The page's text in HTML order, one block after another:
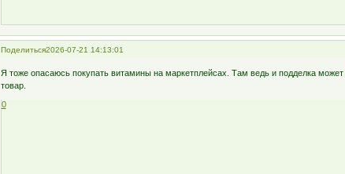
Поделиться2026-07-21 14:13:01
Я тоже опасаюсь покупать витамины на маркетплейсах. Там ведь и подделка
товар.
0